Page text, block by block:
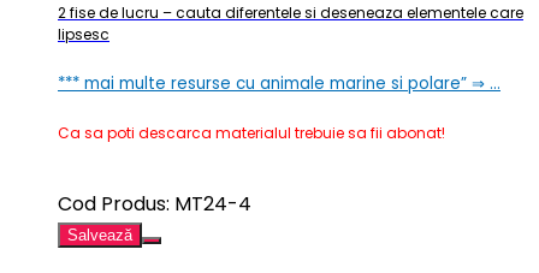
2 fise de lucru – cauta diferentele si deseneaza elementele care
lipsesc
*** mai multe resurse cu animale marine si polare” ⇒ …
Ca sa poti descarca materialul trebuie sa fii abonat!
Cod Produs: MT24-4
Salvează